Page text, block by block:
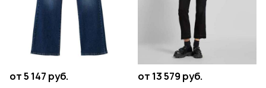
от 5 147 руб. от 13 579 руб.